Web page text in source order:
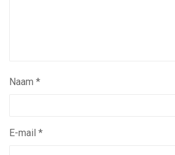
Naam *
E-mail *